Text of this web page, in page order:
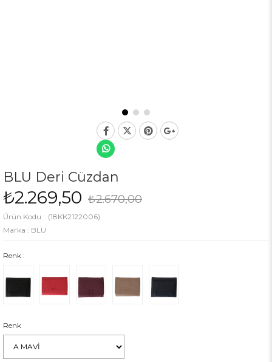
BLU Deri Cüzdan
₺2.670,00
₺2.269,50
(18KK2122006)
Marka : BLU
Renk :
Renk